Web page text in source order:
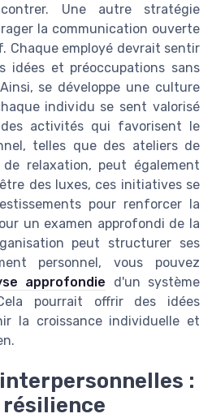
Une autre stratégie
la communication ouverte
Chaque employé devrait sentir
idées et préoccupations sans
se développe une culture
individu se sent valorisé
activités qui favorisent le
telles que des ateliers de
relaxation, peut également
des luxes, ces initiatives se
pour renforcer la
un examen approfondi de la
peut structurer ses
personnel, vous pouvez
approfondie d'un système
pourrait offrir des idées
la croissance individuelle et
: